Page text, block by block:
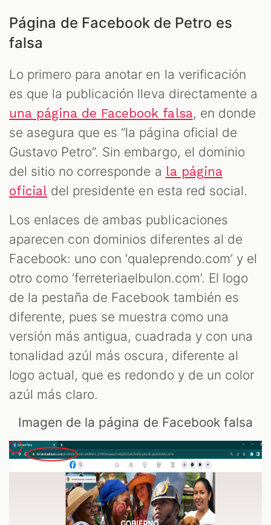
Página de Facebook de Petro es
falsa
Lo primero para anotar en la verificación
es que la publicación lleva directamente a
una página de Facebook falsa, en donde
se asegura que es “la página oficial de
Gustavo Petro”. Sin embargo, el dominio
del sitio no corresponde a la página
oficial del presidente en esta red social.
Los enlaces de ambas publicaciones
aparecen con dominios diferentes al de
Facebook: uno con ‘qualeprendo.com’ y el
otro como ‘ferreteriaelbulon.com’. El logo
de la pestaña de Facebook también es
diferente, pues se muestra como una
versión más antigua, cuadrada y con una
tonalidad azúl más oscura, diferente al
logo actual, que es redondo y de un color
azúl más claro.
Imagen de la página de Facebook falsa